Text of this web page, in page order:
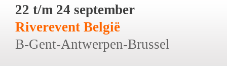
22 t/m 24 september
Riverevent België
B-Gent-Antwerpen-Brussel